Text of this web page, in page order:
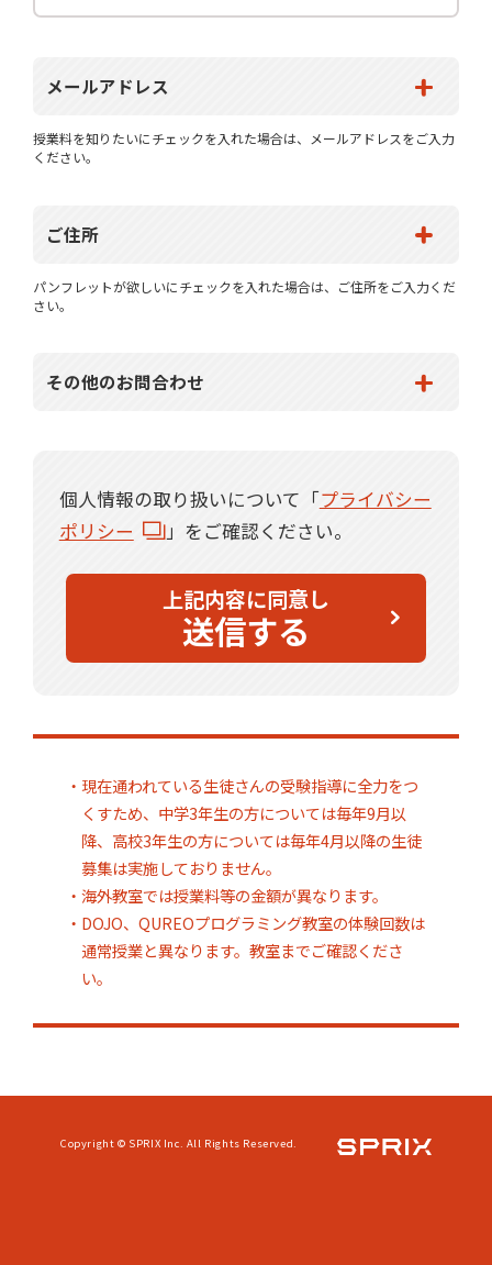
メールアドレス
授業料を知りたいにチェックを入れた場合は、メールアドレスをご入力
ください。
ご住所
パンフレットが欲しいにチェックを入れた場合は、ご住所をご入力くだ
さい。
その他のお問合わせ
個人情報の取り扱いについて「プライバシー
ポリシー
」をご確認ください。
上記内容に同意し
送信する
・現在通われている生徒さんの受験指導に全力をつ
くすため、中学3年生の方については毎年9月以
降、高校3年生の方については毎年4月以降の生徒
募集は実施しておりません。
・海外教室では授業料等の金額が異なります。
・DOJO、QUREOプログラミング教室の体験回数は
通常授業と異なります。教室までご確認くださ
い。
Copyright © SPRIX Inc. All Rights Reserved.